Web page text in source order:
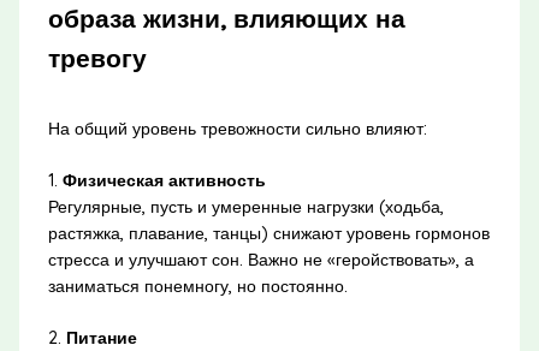
образа жизни, влияющих на
тревогу
На общий уровень тревожности сильно влияют:
1. Физическая активность
Регулярные, пусть и умеренные нагрузки (ходьба,
растяжка, плавание, танцы) снижают уровень гормонов
стресса и улучшают сон. Важно не «геройствовать», а
заниматься понемногу, но постоянно.
2. Питание